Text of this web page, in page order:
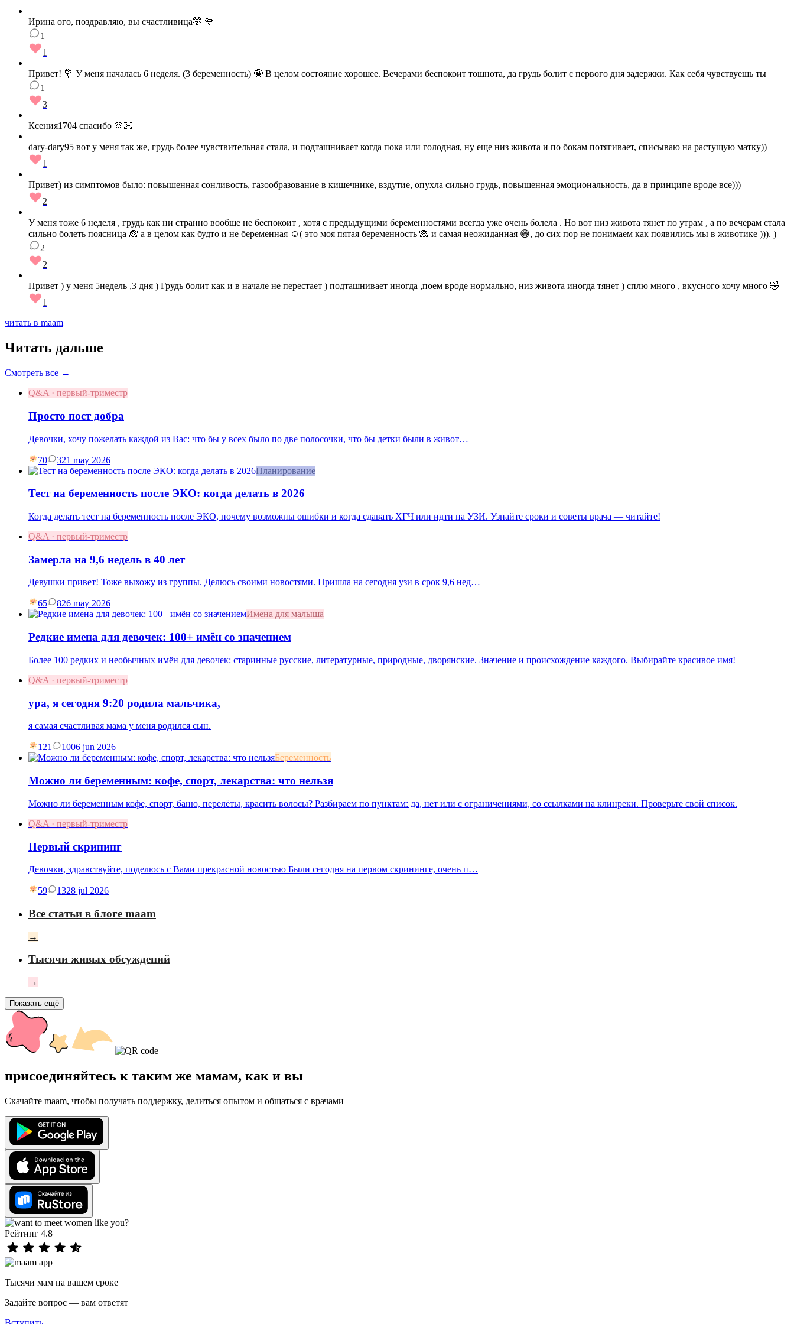
Ирина ого, поздравляю, вы счастливица🤭 🌹
1
1
Привет! 💐 У меня началась 6 неделя. (3 беременность) 🤪 В целом состояние хорошее. Вечерами беспокоит тошнота, да грудь болит с первого дня задержки. Как себя чувствуешь ты
1
3
Ксения1704 спасибо 🫶🏻
dary-dary95 вот у меня так же, грудь более чувствительная стала, и подташнивает когда пока или голодная, ну еще низ живота и по бокам потягивает, списываю на растущую матку))
1
Привет) из симптомов было: повышенная сонливость, газообразование в кишечнике, вздутие, опухла сильно грудь, повышенная эмоциональность, да в принципе вроде все)))
2
У меня тоже 6 неделя , грудь как ни странно вообще не беспокоит , хотя с предыдущими беременностями всегда уже очень болела . Но вот низ живота тянет по утрам , а по вечерам стала
сильно болеть поясница 🙈 а в целом как будто и не беременная ☺️( это моя пятая беременность 🙈 и самая неожиданная 😁, до сих пор не понимаем как появились мы в животике ))). )
2
2
Привет ) у меня 5недель ,3 дня ) Грудь болит как и в начале не перестает ) подташнивает иногда ,поем вроде нормально, низ живота иногда тянет ) сплю много , вкусного хочу много 🤣
1
читать в maam
Читать дальше
Смотреть все →
Q&A · первый-триместр
Просто пост добра
Девочки, хочу пожелать каждой из Вас: что бы у всех было по две полосочки, что бы детки были в живот…
70 321 may 2026
Планирование
Тест на беременность после ЭКО: когда делать в 2026
Когда делать тест на беременность после ЭКО, почему возможны ошибки и когда сдавать ХГЧ или идти на УЗИ. Узнайте сроки и советы врача — читайте!
Q&A · первый-триместр
Замерла на 9,6 недель в 40 лет
Девушки привет! Тоже выхожу из группы. Делюсь своими новостями. Пришла на сегодня узи в срок 9,6 нед…
65 826 may 2026
Имена для малыша
Редкие имена для девочек: 100+ имён со значением
Более 100 редких и необычных имён для девочек: старинные русские, литературные, природные, дворянские. Значение и происхождение каждого. Выбирайте красивое имя!
Q&A · первый-триместр
ура, я сегодня 9:20 родила мальчика,
я самая счастливая мама у меня родился сын.
121 1006 jun 2026
Беременность
Можно ли беременным: кофе, спорт, лекарства: что нельзя
Можно ли беременным кофе, спорт, баню, перелёты, красить волосы? Разбираем по пунктам: да, нет или с ограничениями, со ссылками на клинреки. Проверьте свой список.
Q&A · первый-триместр
Первый скрининг
Девочки, здравствуйте, поделюсь с Вами прекрасной новостью Были сегодня на первом скрининге, очень п…
59 1328 jul 2026
Все статьи в блоге maam
→
Тысячи живых обсуждений
→
Показать ещё
присоединяйтесь к таким же мамам, как и вы
Скачайте maam, чтобы получать поддержку, делиться опытом и общаться с врачами
Рейтинг 4.8
Тысячи мам на вашем сроке
Задайте вопрос — вам ответят